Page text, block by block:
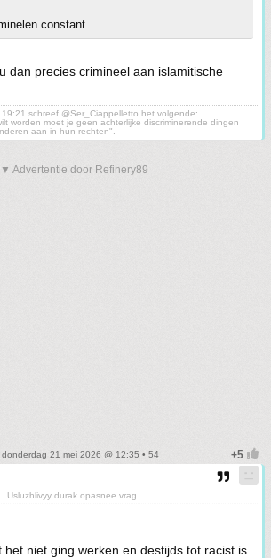
constant
dan precies crimineel aan islamitische
schreef @Ser_Ciappelletto het volgende:
worden moet je geen achterlijke discriminerende dingen
aan in hun rechten".
▼ Advertentie door Refinery89
donderdag 21 mei 2026 @ 12:35 • 54
Usluzhlivyy durak opasnee vrag
het niet ging werken en destijds tot racist is